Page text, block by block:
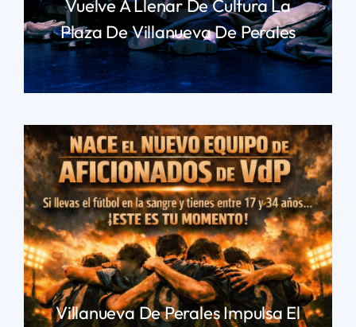
Vuelve A Llenar De Cultura La
Plaza De Villanueva De Perales
LEER MÁS
Villanueva De Perales Impulsa El